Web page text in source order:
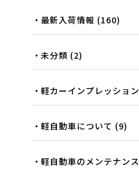
最新入荷情報 (160)
未分類 (2)
軽カーインプレッション
軽自動車について (9)
軽自動車のメンテナンス